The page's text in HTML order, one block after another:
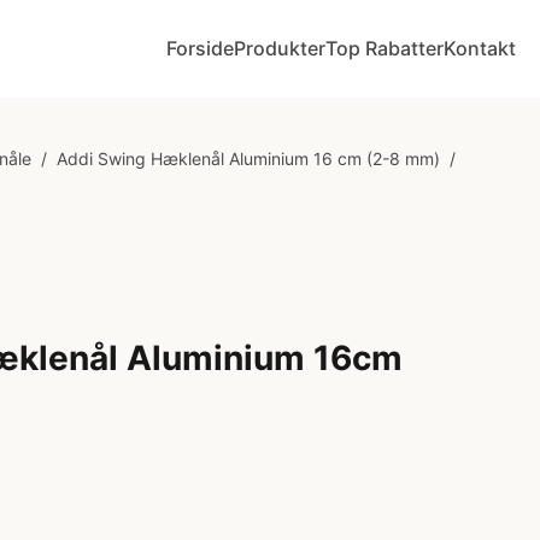
ForsideProdukterTop RabatterKontakt
/ Addi Swing Hæklenål Aluminium 16 cm (2-8 mm) /
Aluminium 16cm